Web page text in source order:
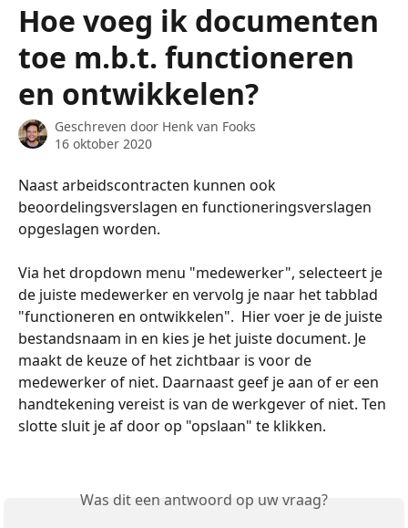
Hoe voeg ik documenten
toe m.b.t. functioneren
en ontwikkelen?
Geschreven door Henk van Fooks
16 oktober 2020
Naast arbeidscontracten kunnen ook
beoordelingsverslagen en functioneringsverslagen
opgeslagen worden.
Via het dropdown menu "medewerker", selecteert je
de juiste medewerker en vervolg je naar het tabblad
"functioneren en ontwikkelen".  Hier voer je de juiste
bestandsnaam in en kies je het juiste document. Je
maakt de keuze of het zichtbaar is voor de
medewerker of niet. Daarnaast geef je aan of er een
handtekening vereist is van de werkgever of niet. Ten
slotte sluit je af door op "opslaan" te klikken.
Was dit een antwoord op uw vraag?